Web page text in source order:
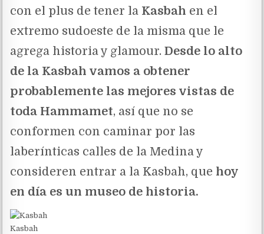
con el plus de tener la Kasbah en el
extremo sudoeste de la misma que le
agrega historia y glamour.Desde lo alto
de la Kasbah vamos a obtener
probablemente las mejores vistas de
toda Hammamet, así que no se
conformen con caminar por las
laberínticas calles de la Medina y
consideren entrar a la Kasbah, que hoy
en día es un museo de historia.
Kasbah